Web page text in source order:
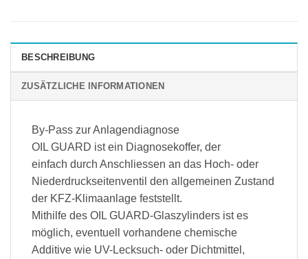
BESCHREIBUNG
ZUSÄTZLICHE INFORMATIONEN
By-Pass zur Anlagendiagnose
OIL GUARD ist ein Diagnosekoffer, der
einfach durch Anschliessen an das Hoch- oder
Niederdruckseitenventil den allgemeinen Zustand
der KFZ-Klimaanlage feststellt.
Mithilfe des OIL GUARD-Glaszylinders ist es
möglich, eventuell vorhandene chemische
Additive wie UV-Lecksuch- oder Dichtmittel,